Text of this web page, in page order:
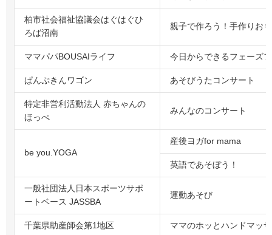
柏市社会福祉協議会はぐはぐひ
ろば沼南
親子で作ろう！手作りお
ママパパBOUSAIライフ 今日からできるフェーズ
ぱんぷきんワゴン あそびうたコンサート
特定非営利活動法人 赤ちゃんの
ほっぺ
みんなのコンサート
be you.YOGA
産後ヨガfor mama
英語であそぼう！
一般社団法人日本スポーツサポ
ートベース JASSBA
運動あそび
千葉県助産師会第1地区 ママのホッとハンドマッ